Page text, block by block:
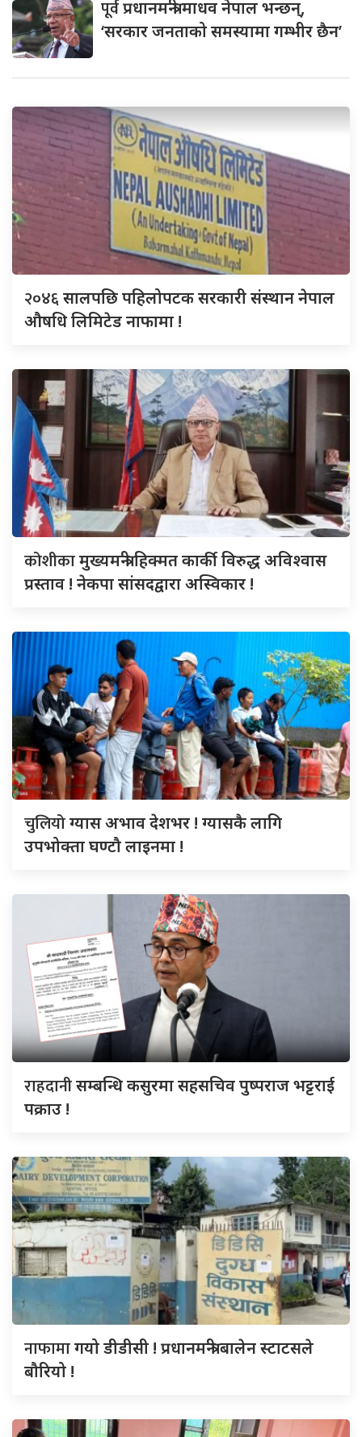
पूर्वप्रधानमन्त्री माधव नेपाल भन्छन्,
‘सरकार जनताको समस्यामा गम्भीर छैन’
२०४६सालपछि पहिलोपटक सरकारी संस्थान नेपाल
औषधि लिमिटेड नाफामा !
कोशीकामुख्यमन्त्री हिक्मत कार्की विरुद्ध अविश्वास
प्रस्ताव ! नेकपा सांसदद्वारा अस्विकार !
चुलियोग्यास अभाव देशभर ! ग्यासकै लागि
उपभोक्ता घण्टौ लाइनमा !
राहदानीसम्बन्धि कसुरमा सहसचिव पुष्पराज भट्टराई
पक्राउ !
नाफामागयो डीडीसी ! प्रधानमन्त्री बालेन स्टाटसले
बौरियो !